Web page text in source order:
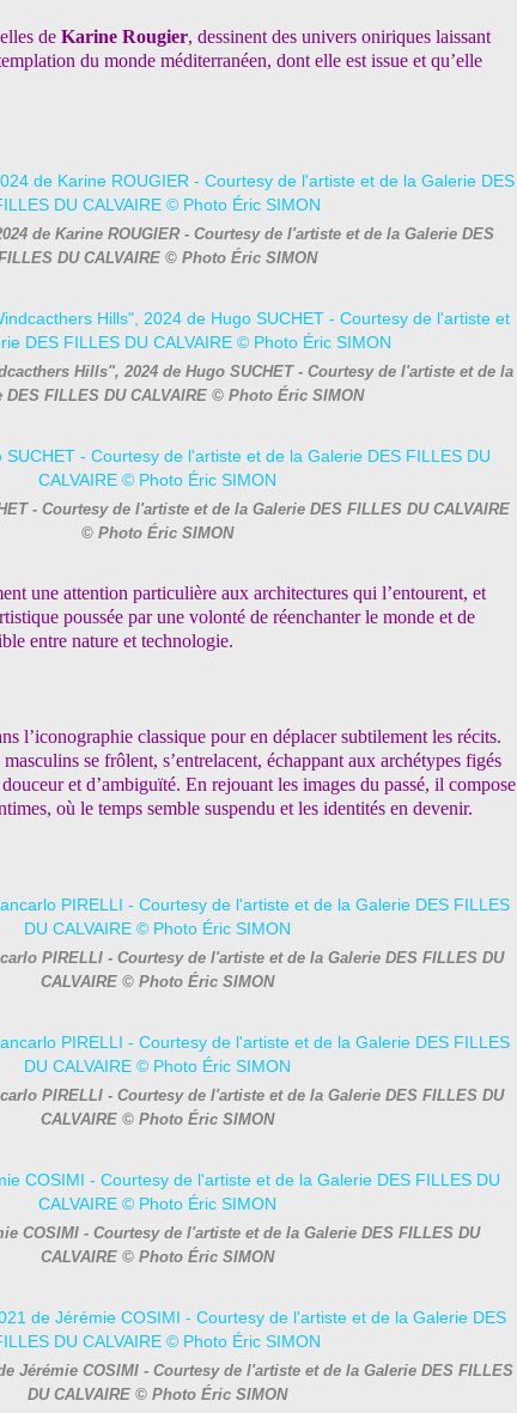
de Karine Rougier, dessinent des univers oniriques laissant
du monde méditerranéen, dont elle est issue et qu’elle
de Karine ROUGIER - Courtesy de l'artiste et de la Galerie DES
DU CALVAIRE © Photo Éric SIMON
Hills", 2024 de Hugo SUCHET - Courtesy de l'artiste et de la
DES FILLES DU CALVAIRE © Photo Éric SIMON
- Courtesy de l'artiste et de la Galerie DES FILLES DU CALVAIRE
© Photo Éric SIMON
une attention particulière aux architectures qui l’entourent, et
poussée par une volonté de réenchanter le monde et de
entre nature et technologie.
l’iconographie classique pour en déplacer subtilement les récits.
se frôlent, s’entrelacent, échappant aux archétypes figés
et d’ambiguïté. En rejouant les images du passé, il compose
où le temps semble suspendu et les identités en devenir.
PIRELLI - Courtesy de l'artiste et de la Galerie DES FILLES DU
CALVAIRE © Photo Éric SIMON
PIRELLI - Courtesy de l'artiste et de la Galerie DES FILLES DU
CALVAIRE © Photo Éric SIMON
COSIMI - Courtesy de l'artiste et de la Galerie DES FILLES DU
CALVAIRE © Photo Éric SIMON
Jérémie COSIMI - Courtesy de l'artiste et de la Galerie DES FILLES
DU CALVAIRE © Photo Éric SIMON